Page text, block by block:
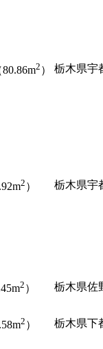
2 ） 栃木県宇
2 ） 栃木県宇
2 ） 栃木県佐
2 ） 栃木県下